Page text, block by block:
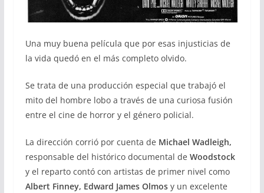
Una muy buena película que por esas injusticias de
la vida quedó en el más completo olvido.
Se trata de una producción especial que trabajó el
mito del hombre lobo a través de una curiosa fusión
entre el cine de horror y el género policial.
La dirección corrió por cuenta de Michael Wadleigh,
responsable del histórico documental de Woodstock
y el reparto contó con artistas de primer nivel como
Albert Finney, Edward James Olmosy un excelente